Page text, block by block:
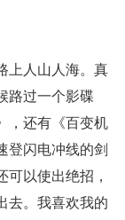
上人山人海。真
路过一个影碟
，还有《百变机
登闪电冲线的剑
以使出绝招，
去。我喜欢我的